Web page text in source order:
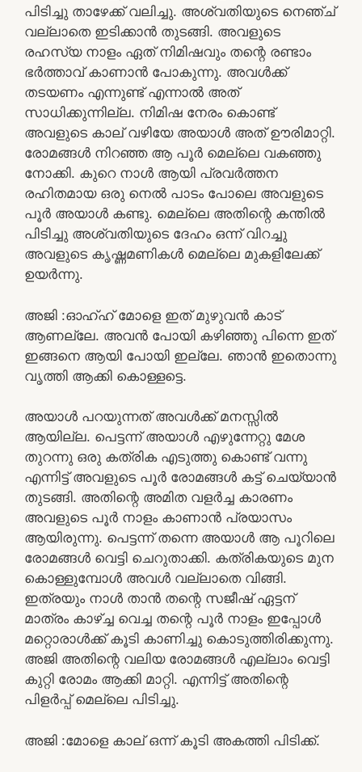
പിടിച്ചു താഴേക്ക് വലിച്ചു. അശ്വതിയുടെ നെഞ്ച്
വല്ലാതെ ഇടിക്കാൻ തുടങ്ങി. അവളുടെ
രഹസ്യ നാളം ഏത് നിമിഷവും തന്റെ രണ്ടാം
ഭർത്താവ് കാണാൻ പോകുന്നു. അവൾക്ക്
തടയണം എന്നുണ്ട് എന്നാൽ അത്
സാധിക്കുന്നില്ല. നിമിഷ നേരം കൊണ്ട്
അവളുടെ കാല് വഴിയേ അയാൾ അത് ഊരിമാറ്റി.
രോമങ്ങൾ നിറഞ്ഞ ആ പൂർ മെല്ലെ വകഞ്ഞു
നോക്കി. കുറെ നാൾ ആയി പ്രവർത്തന
രഹിതമായ ഒരു നെൽ പാടം പോലെ അവളുടെ
പൂർ അയാൾ കണ്ടു. മെല്ലെ അതിന്റെ കന്തിൽ
പിടിച്ചു അശ്വതിയുടെ ദേഹം ഒന്ന് വിറച്ചു
അവളുടെ കൃഷ്ണമണികൾ മെല്ലെ മുകളിലേക്ക്
ഉയർന്നു.
അജി :ഓഹ്ഹ് മോളെ ഇത് മുഴുവൻ കാട്
ആണല്ലേ. അവൻ പോയി കഴിഞ്ഞു പിന്നെ ഇത്
ഇങ്ങനെ ആയി പോയി ഇല്ലേ. ഞാൻ ഇതൊന്നു
വൃത്തി ആക്കി കൊള്ളട്ടെ.
അയാൾ പറയുന്നത് അവൾക്ക് മനസ്സിൽ
ആയില്ല. പെട്ടന്ന് അയാൾ എഴുന്നേറ്റു മേശ
തുറന്നു ഒരു കത്രിക എടുത്തു കൊണ്ട് വന്നു
എന്നിട്ട് അവളുടെ പൂർ രോമങ്ങൾ കട്ട് ചെയ്യാൻ
തുടങ്ങി. അതിന്റെ അമിത വളർച്ച കാരണം
അവളുടെ പൂർ നാളം കാണാൻ പ്രയാസം
ആയിരുന്നു. പെട്ടന്ന് തന്നെ അയാൾ ആ പൂറിലെ
രോമങ്ങൾ വെട്ടി ചെറുതാക്കി. കത്രികയുടെ മുന
കൊള്ളുമ്പോൾ അവൾ വല്ലാതെ വിങ്ങി.
ഇത്രയും നാൾ താൻ തന്റെ സജീഷ് ഏട്ടന്
മാത്രം കാഴ്ച്ച വെച്ച തന്റെ പൂർ നാളം ഇപ്പോൾ
മറ്റൊരാൾക്ക്‌ കൂടി കാണിച്ചു കൊടുത്തിരിക്കുന്നു.
അജി അതിന്റെ വലിയ രോമങ്ങൾ എല്ലാം വെട്ടി
കുറ്റി രോമം ആക്കി മാറ്റി. എന്നിട്ട് അതിന്റെ
പിളർപ്പ് മെല്ലെ പിടിച്ചു.
അജി :മോളെ കാല് ഒന്ന് കൂടി അകത്തി പിടിക്ക്.